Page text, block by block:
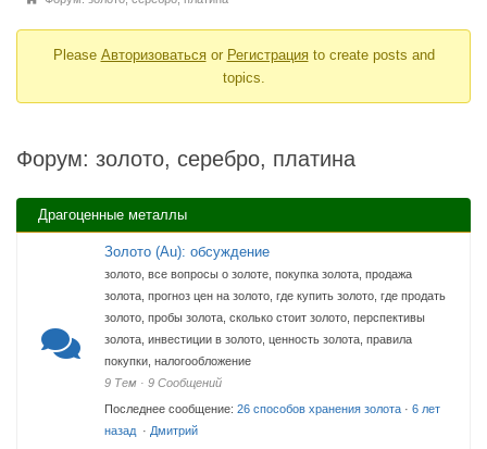
Please Авторизоватьсяor Регистрацияto create posts and
topics.
Форум: золото, серебро, платина
Драгоценные металлы
Золото (Au): обсуждение
золото, все вопросы о золоте, покупка золота, продажа
золота, прогноз цен на золото, где купить золото, где продать
золото, пробы золота, сколько стоит золото, перспективы
золота, инвестиции в золото, ценность золота, правила
покупки, налогообложение
9 Тем · 9 Сообщений
Последнее сообщение:26 способов хранения золота ·6 лет
назад · Дмитрий